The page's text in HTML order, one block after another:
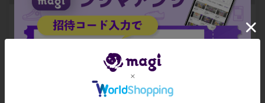
【PSA10】血溜ま
りの洞窟 基本土地
259/0
僻地 基本土地 261/
0
出品数 0
【PSA10】ならず
者の道 アンコモン